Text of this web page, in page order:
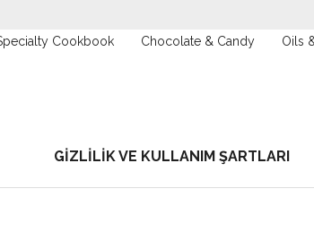
Cookbook Chocolate & Candy Oils
GIZLILIK VE KULLANIM ŞARTLARI